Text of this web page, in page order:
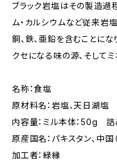
ブラック岩塩はその製造過程
ム・カルシウムなど従来岩
銅、鉄、亜鉛を含むことにな
クセになる味の源、そして
名称：食塩
原材料名：岩塩、天日湖塩
内容量：ミル本体：50g
原産国名：パキスタン、中国
加工者：緑縁